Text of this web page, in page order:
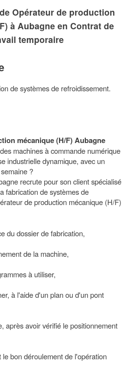
de Opérateur de production
à Aubagne en Contrat de
temporaire
de systèmes de refroidissement.
mécanique (H/F) Aubagne
machines à commande numérique
industrielle dynamique, avec un
?
recrute pour son client spécialisé
fabrication de systèmes de
de production mécanique (H/F)
du dossier de fabrication,
de la machine,
à utiliser,
à l'aide d'un plan ou d'un pont
après avoir vérifié le positionnement
bon déroulement de l'opération